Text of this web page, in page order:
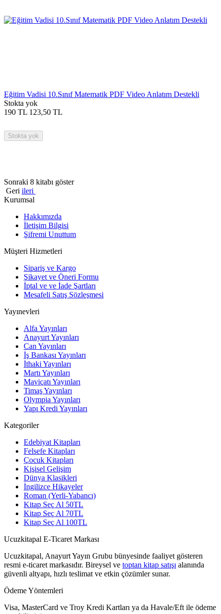
Eğitim Vadisi 10.Sınıf Matematik PDF Video Anlatım Destekli
Stokta yok
190 TL 123,50 TL
Stokta yok
Sonraki 8 kitabı göster
Geri ileri
Kurumsal
Hakkımızda
İletişim Bilgisi
Şifremi Unuttum
Müşteri Hizmetleri
Sipariş ve Kargo
Şikayet ve Öneri Formu
İptal ve ve İade Şartları
Mesafeli Satış Sözleşmesi
Yayınevleri
Alfa Yayınları
Anayurt Yayınları
Can Yayınları
İş Bankası Yayınları
İthaki Yayınları
Martı Yayınları
Maviçatı Yayınları
Timaş Yayınları
Olympia Yayınları
Yapı Kredi Yayınları
Kategoriler
Edebiyat Kitapları
Felsefe Kitapları
Çocuk Kitapları
Kişisel Gelişim
Dünya Klasikleri
İngilizce Hikayeler
Roman (Yerli-Yabancı)
Kitap Seç Al 50TL
Kitap Seç Al 70TL
Kitap Seç Al 100TL
Ucuzkitapal E-Ticaret Markası
Ucuzkitapal, Anayurt Yayın Grubu bünyesinde faaliyet gösteren
resmi e-ticaret markasıdır. Bireysel ve toptan kitap satışı alanında
güvenli altyapı, hızlı teslimat ve etkin çözümler sunar.
Ödeme Yöntemleri
Visa, MasterCard ve Troy Kredi Kartları ya da Havale/Eft ile ödeme